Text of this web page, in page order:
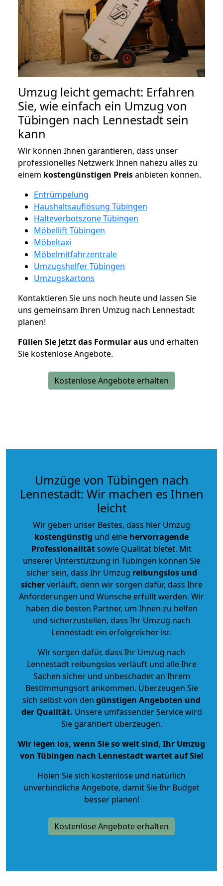
Umzug leicht gemacht: Erfahren
Sie, wie einfach ein Umzug von
Tübingen nach Lennestadt sein
kann
Wir können Ihnen garantieren, dass unser
professionelles Netzwerk Ihnen nahezu alles zu
einem kostengünstigen Preisanbieten können.
Entrümpelung
Haushaltsauflösung Tübingen
Halteverbotszone Tübingen
Möbellift Tübingen
Möbeltaxi
Möbelmitfahrzentrale
Umzugshelfer Tübingen
Umzugskartons
Kontaktieren Sie uns noch heute und lassen Sie
uns gemeinsam Ihren Umzug nach Lennestadt
planen!
Füllen Sie jetzt das Formular aus und erhalten
Sie kostenlose Angebote.
Kostenlose Angebote erhalten
Umzüge von Tübingen nach
Lennestadt: Wir machen es Ihnen
leicht
Wir geben unser Bestes, dass hier Umzug
kostengünstig und eine hervorragende
Professionalitätsowie Qualität bietet. Mit
unserer Unterstützung in Tübingen können Sie
sicher sein, dass Ihr Umzug reibungslos und
sicherverläuft, denn wir sorgen dafür, dass Ihre
Anforderungen und Wünsche erfüllt werden. Wir
haben die besten Partner, um Ihnen zu helfen
und sicherzustellen, dass Ihr Umzug nach
Lennestadt ein erfolgreicher ist.
Wir sorgen dafür, dass Ihr Umzug nach
Lennestadt reibungslos verläuft und alle Ihre
Sachen sicher und unbeschadet an Ihrem
Bestimmungsort ankommen. Überzeugen Sie
sich selbst von den günstigen Angeboten und
der Qualität. Unsere umfassender Service wird
Sie garantiert überzeugen.
Wir legen los, wenn Sie so weit sind, Ihr Umzug
von Tübingen nach Lennestadt wartet auf Sie!
Holen Sie sich kostenlose und natürlich
unverbindliche Angebote, damit Sie Ihr Budget
besser planen!
Kostenlose Angebote erhalten